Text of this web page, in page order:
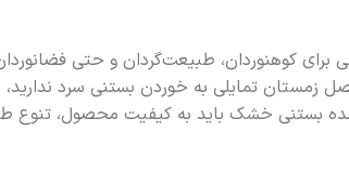
کوهنوردان، طبیعت‌گردان و حتی
زمستان تمایلی به خوردن بستنی سرد ندارید،
بستنی خشک باید به کیفیت محصول، تنوع